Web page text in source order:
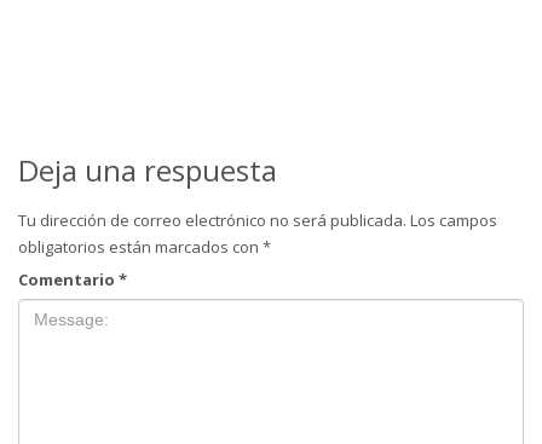
Deja una respuesta
Tu dirección de correo electrónico no será publicada. Los campos
obligatorios están marcados con *
Comentario *